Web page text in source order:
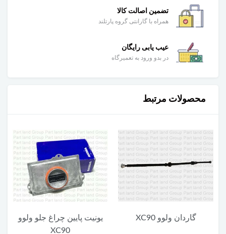
تضمین اصالت کالا
همراه با گارانتی گروه پارتلند
عیب یابی رایگان
در بدو ورود به تعمیرگاه
محصولات مرتبط
گاردان ولوو XC90
یونیت پایین چراغ جلو ولوو
XC90